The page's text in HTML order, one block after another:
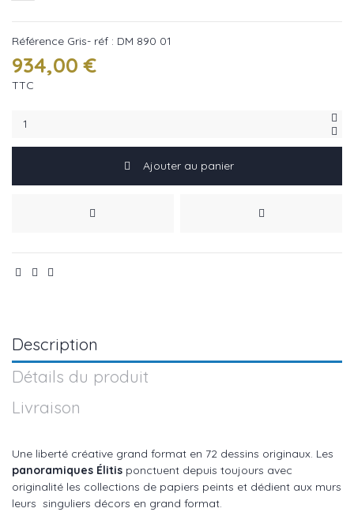
Référence Gris- réf : DM 890 01
934,00 €
TTC
Ajouter au panier
Description
Détails du produit
Livraison
Une liberté créative grand format en 72 dessins originaux. Les
panoramiques Élitis ponctuent depuis toujours avec
originalité les collections de papiers peints et dédient aux murs
leurs singuliers décors en grand format.